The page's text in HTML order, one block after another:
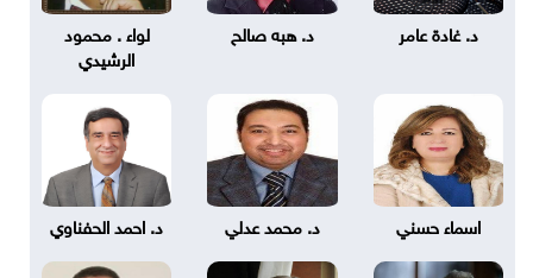
د. غادة عامر د. هبه صالح
لواء . محمود
الرشيدي
اسماء حسني د. محمد عدلي د. احمد الحفناوي